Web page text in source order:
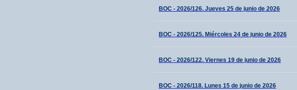
BOC - 2026/126. Jueves 25 de junio de 2026
BOC - 2026/125. Miércoles 24 de junio de 2026
BOC - 2026/122. Viernes 19 de junio de 2026
BOC - 2026/118. Lunes 15 de junio de 2026